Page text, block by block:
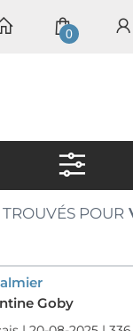
0
TROUVÉS POUR
Goby